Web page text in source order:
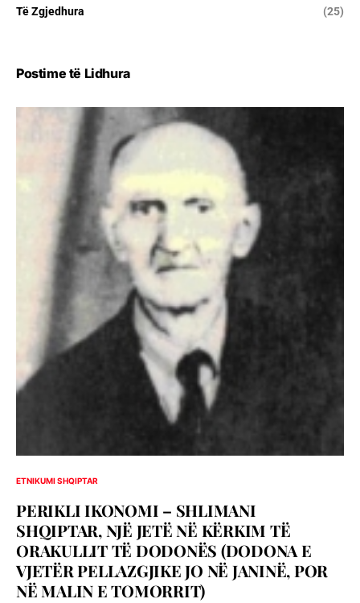
Të Zgjedhura (25)
Postime të Lidhura
ETNIKUMI SHQIPTAR
PERIKLI IKONOMI – SHLIMANI
SHQIPTAR, NJË JETË NË KËRKIM TË
ORAKULLIT TË DODONËS (DODONA E
VJETËR PELLAZGJIKE JO NË JANINË, POR
NË MALIN E TOMORRIT)